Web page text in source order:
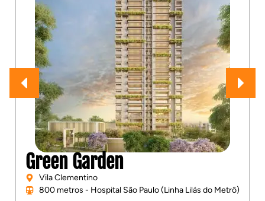
Green Garden
Vila Clementino
800 metros - Hospital São Paulo (Linha Lilás do Metrô)